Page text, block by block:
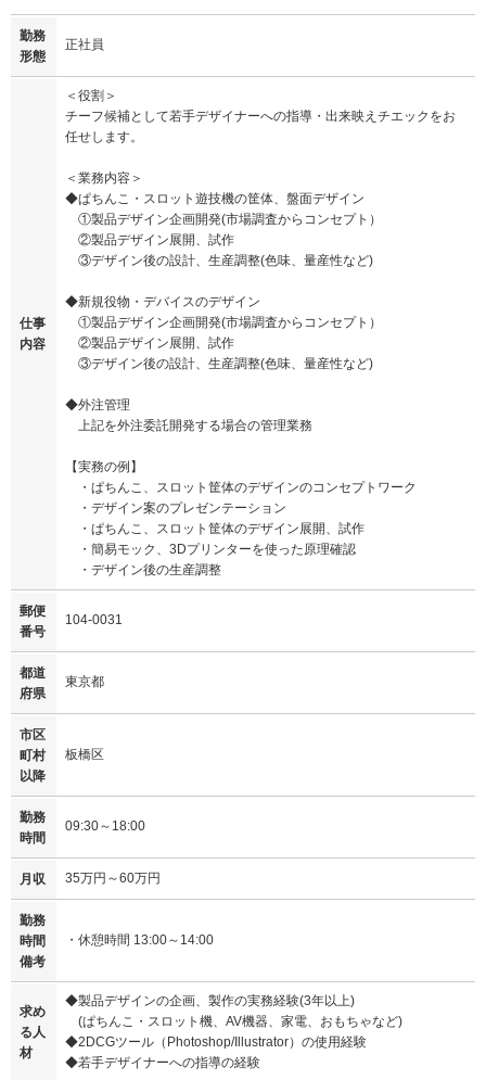
勤務
形態
正社員
仕事
内容
＜役割＞
チーフ候補として若手デザイナーへの指導・出来映えチエックをお
任せします。
＜業務内容＞
◆ぱちんこ・スロット遊技機の筐体、盤面デザイン
①製品デザイン企画開発(市場調査からコンセプト）
②製品デザイン展開、試作
③デザイン後の設計、生産調整(色味、量産性など)
◆新規役物・デバイスのデザイン
①製品デザイン企画開発(市場調査からコンセプト）
②製品デザイン展開、試作
③デザイン後の設計、生産調整(色味、量産性など)
◆外注管理
上記を外注委託開発する場合の管理業務
【実務の例】
・ぱちんこ、スロット筐体のデザインのコンセプトワーク
・デザイン案のプレゼンテーション
・ぱちんこ、スロット筐体のデザイン展開、試作
・簡易モック、3Dプリンターを使った原理確認
・デザイン後の生産調整
郵便
番号
104-0031
都道
府県
東京都
市区
町村
以降
板橋区
勤務
時間
09:30～18:00
月収 35万円～60万円
勤務
時間
備考
・休憩時間 13:00～14:00
求め
る人
材
◆製品デザインの企画、製作の実務経験(3年以上)
(ぱちんこ・スロット機、AV機器、家電、おもちゃなど)
◆2DCGツール（Photoshop/Illustrator）の使用経験
◆若手デザイナーへの指導の経験